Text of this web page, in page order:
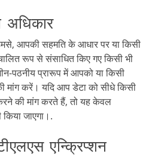
अधिकार
आपकी सहमति के आधार पर या किसी
रूप से संसाधित किए गए किसी भी
पठनीय प्रारूप में आपको या किसी
मांग करें। यदि आप डेटा को सीधे किसी
की मांग करते हैं, तो यह केवल
जाएगा।.
एन्क्रिप्शन